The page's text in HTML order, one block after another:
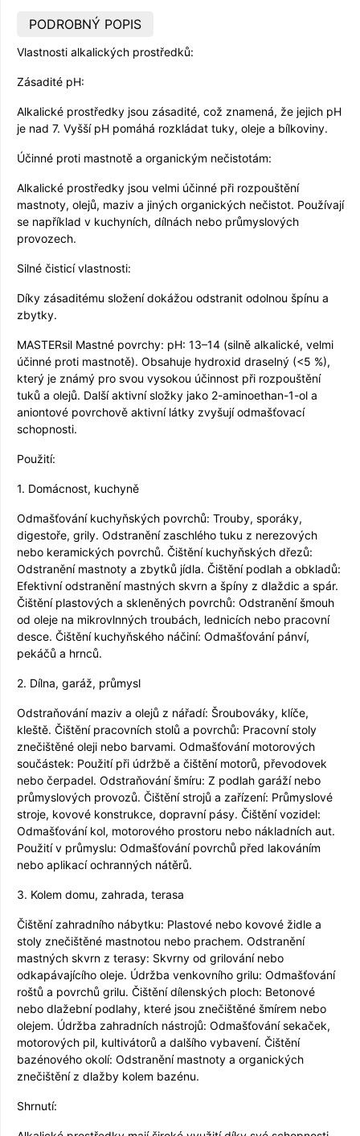
PODROBNÝ POPIS
Vlastnosti alkalických prostředků:
Zásadité pH:
Alkalické prostředky jsou zásadité, což znamená, že jejich pH
je nad 7. Vyšší pH pomáhá rozkládat tuky, oleje a bílkoviny.
Účinné proti mastnotě a organickým nečistotám:
Alkalické prostředky jsou velmi účinné při rozpouštění
mastnoty, olejů, maziv a jiných organických nečistot. Používají
se například v kuchyních, dílnách nebo průmyslových
provozech.
Silné čisticí vlastnosti:
Díky zásaditému složení dokážou odstranit odolnou špínu a
zbytky.
MASTERsil Mastné povrchy: pH: 13–14 (silně alkalické, velmi
účinné proti mastnotě). Obsahuje hydroxid draselný (<5 %),
který je známý pro svou vysokou účinnost při rozpouštění
tuků a olejů. Další aktivní složky jako 2-aminoethan-1-ol a
aniontové povrchově aktivní látky zvyšují odmašťovací
schopnosti.
Použití:
1. Domácnost, kuchyně
Odmašťování kuchyňských povrchů: Trouby, sporáky,
digestoře, grily. Odstranění zaschlého tuku z nerezových
nebo keramických povrchů. Čištění kuchyňských dřezů:
Odstranění mastnoty a zbytků jídla. Čištění podlah a obkladů:
Efektivní odstranění mastných skvrn a špíny z dlaždic a spár.
Čištění plastových a skleněných povrchů: Odstranění šmouh
od oleje na mikrovlnných troubách, lednicích nebo pracovní
desce. Čištění kuchyňského náčiní: Odmašťování pánví,
pekáčů a hrnců.
2. Dílna, garáž, průmysl
Odstraňování maziv a olejů z nářadí: Šroubováky, klíče,
kleště. Čištění pracovních stolů a povrchů: Pracovní stoly
znečištěné oleji nebo barvami. Odmašťování motorových
součástek: Použití při údržbě a čištění motorů, převodovek
nebo čerpadel. Odstraňování šmíru: Z podlah garáží nebo
průmyslových provozů. Čištění strojů a zařízení: Průmyslové
stroje, kovové konstrukce, dopravní pásy. Čištění vozidel:
Odmašťování kol, motorového prostoru nebo nákladních aut.
Použití v průmyslu: Odmašťování povrchů před lakováním
nebo aplikací ochranných nátěrů.
3. Kolem domu, zahrada, terasa
Čištění zahradního nábytku: Plastové nebo kovové židle a
stoly znečištěné mastnotou nebo prachem. Odstranění
mastných skvrn z terasy: Skvrny od grilování nebo
odkapávajícího oleje. Údržba venkovního grilu: Odmašťování
roštů a povrchů grilu. Čištění dílenských ploch: Betonové
nebo dlažební podlahy, které jsou znečištěné šmírem nebo
olejem. Údržba zahradních nástrojů: Odmašťování sekaček,
motorových pil, kultivátorů a dalšího vybavení. Čištění
bazénového okolí: Odstranění mastnoty a organických
znečištění z dlažby kolem bazénu.
Shrnutí: